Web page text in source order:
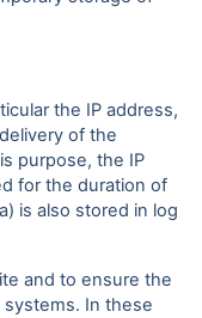
the IP address,
of the
purpose, the IP
for the duration of
is also stored in log
and to ensure the
In these